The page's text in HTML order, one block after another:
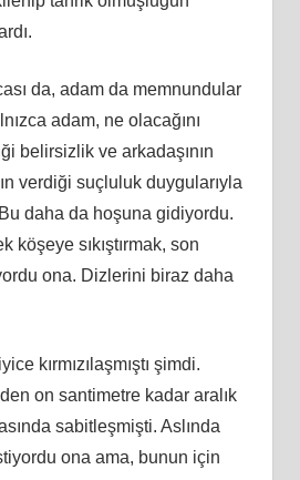
da, adam da memnundular
adam, ne olacağını
belirsizlik ve arkadaşının
verdiği suçluluk duygularıyla
Bu daha da hoşuna gidiyordu.
köşeye sıkıştırmak, son
ona. Dizlerini biraz daha
kırmızılaşmıştı şimdi.
on santimetre kadar aralık
sabitleşmişti. Aslında
ona ama, bunun için